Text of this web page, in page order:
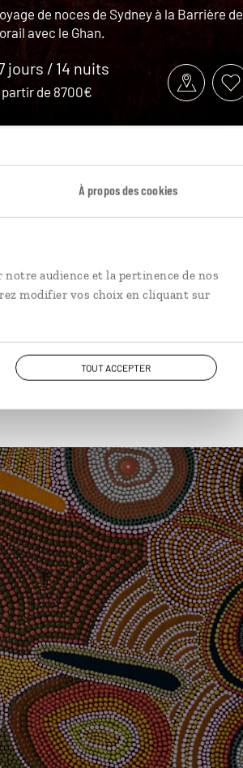
À propos des cookies
audience et la pertinence de nos
modifier vos choix en cliquant sur
TOUT ACCEPTER
de noces de Sydney à la Barrière de
avec le Ghan.
jours / 14 nuits
partir de 8700€